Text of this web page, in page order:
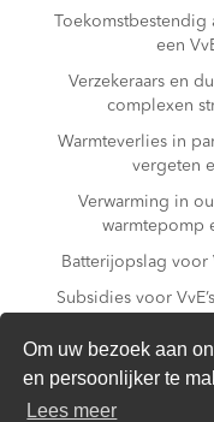
Om uw bezoek aan
en persoonlijker te
Lees meer
Toekomstbestendig
een
Verzekeraars en
complexen
Warmteverlies in
vergeten
Verwarming in
warmtepomp
Batterijopslag voor
Subsidies voor
Slim laden in
Van gas naar all-